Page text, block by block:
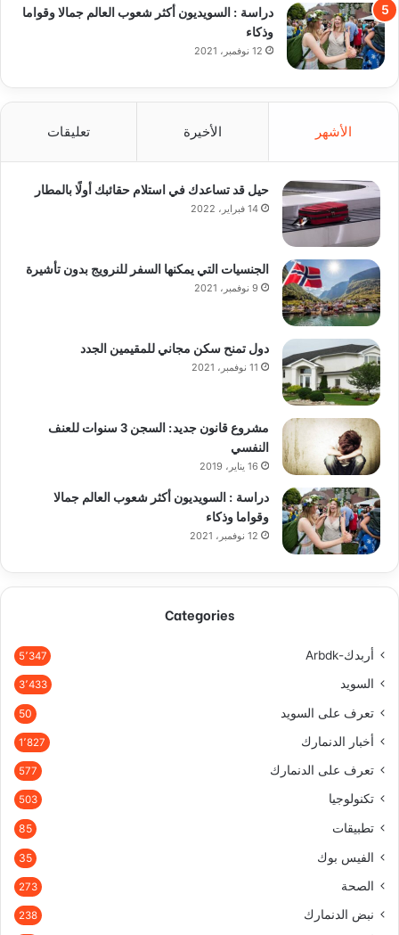
دراسة : السويديون أكثر شعوب العالم جمالا وقواما
وذكاء
12 نوفمبر، 2021
الأشهر الأخيرة تعليقات
حيل قد تساعدك في استلام حقائبك أولًا بالمطار
14 فبراير، 2022
الجنسيات التي يمكنها السفر للنرويج بدون تأشيرة
9 نوفمبر، 2021
دول تمنح سكن مجاني للمقيمين الجدد
11 نوفمبر، 2021
مشروع قانون جديد: السجن 3 سنوات للعنف
النفسي
16 يناير، 2019
دراسة : السويديون أكثر شعوب العالم جمالا
وقواما وذكاء
12 نوفمبر، 2021
Categories
أربدك-Arbdk 5٬347
السويد 3٬433
تعرف على السويد 50
أخبار الدنمارك 1٬827
تعرف على الدنمارك 577
تكنولوجيا 503
تطبيقات 85
الفيس بوك 35
الصحة 273
نبض الدنمارك 238